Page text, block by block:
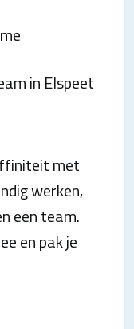
in Elspeet
met
werken,
een team.
en pak je